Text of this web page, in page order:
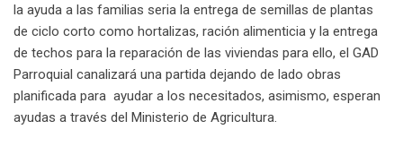
la ayuda a las familias seria la entrega de semillas de plantas
de ciclo corto como hortalizas, ración alimenticia y la entrega
de techos para la reparación de las viviendas para ello, el GAD
Parroquial canalizará una partida dejando de lado obras
planificada para ayudar a los necesitados, asimismo, esperan
ayudas a través del Ministerio de Agricultura.